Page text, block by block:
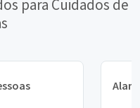
para Cuidados de